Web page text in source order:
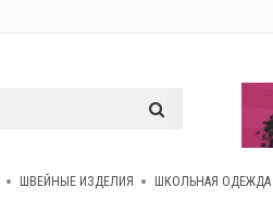
ШВЕЙНЫЕ ИЗДЕЛИЯ ШКОЛЬНАЯ ОДЕЖДА